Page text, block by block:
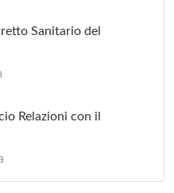
Sanitario del
Relazioni con il